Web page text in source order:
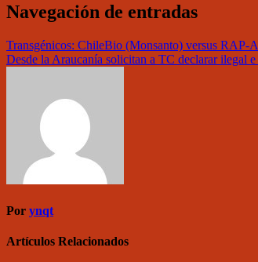
Navegación de entradas
Transgénicos: ChileBio (Monsanto) versus
Desde la Araucanía solicitan a TC declarar ilegal
Por ynqt
Artículos Relacionados